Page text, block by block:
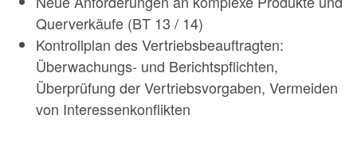
Querverkäufe (BT 13 / 14)
Kontrollplan des Vertriebsbeauftragten:
Überwachungs- und Berichtspflichten,
Überprüfung der Vertriebsvorgaben, Vermeiden
von Interessenkonflikten